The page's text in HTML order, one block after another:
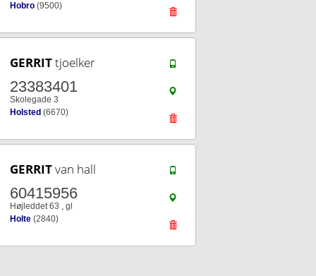
Hobro (9500)
GERRITtjoelker
23383401
Skolegade 3
Holsted (6670)
GERRITvan hall
60415956
Højleddet 63 , gl
Holte (2840)